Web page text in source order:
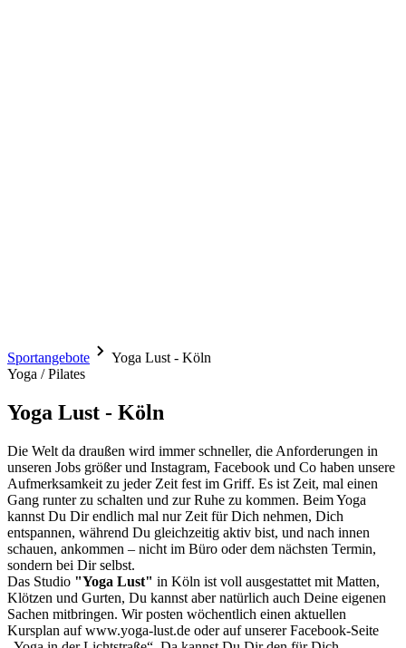
Sportangebote
Yoga Lust - Köln
Yoga / Pilates
Yoga Lust - Köln
Die Welt da draußen wird immer schneller, die Anforderungen in
unseren Jobs größer und Instagram, Facebook und Co haben unsere
Aufmerksamkeit zu jeder Zeit fest im Griff. Es ist Zeit, mal einen
Gang runter zu schalten und zur Ruhe zu kommen. Beim Yoga
kannst Du Dir endlich mal nur Zeit für Dich nehmen, Dich
entspannen, während Du gleichzeitig aktiv bist, und nach innen
schauen, ankommen – nicht im Büro oder dem nächsten Termin,
sondern bei Dir selbst.
Das Studio "Yoga Lust" in Köln ist voll ausgestattet mit Matten,
Klötzen und Gurten, Du kannst aber natürlich auch Deine eigenen
Sachen mitbringen. Wir posten wöchentlich einen aktuellen
Kursplan auf www.yoga-lust.de oder auf unserer Facebook-Seite